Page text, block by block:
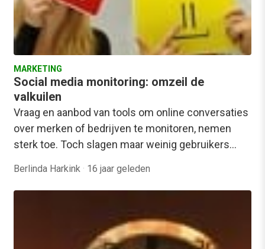
MARKETING
Social media monitoring: omzeil de
valkuilen
Vraag en aanbod van tools om online conversaties
over merken of bedrijven te monitoren, nemen
sterk toe. Toch slagen maar weinig gebruikers…
Berlinda Harkink · 16 jaar geleden